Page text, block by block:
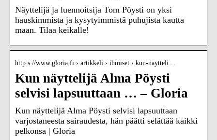
Näyttelijä ja luennoitsija Tom Pöysti on yksi
hauskimmista ja kysytyimmistä puhujista kautta
maan. Tilaa keikalle!
http s://www.gloria.fi › artikkeli › ihmiset › kun-naytteli…
Kun näyttelijä Alma Pöysti
selvisi lapsuuttaan … – Gloria
Kun näyttelijä Alma Pöysti selvisi lapsuuttaan
varjostaneesta sairaudesta, hän päätti selättää kaikki
pelkonsa | Gloria